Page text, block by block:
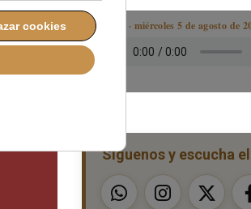
Boletín · miércoles 5 de agosto de
Síguenos y escucha